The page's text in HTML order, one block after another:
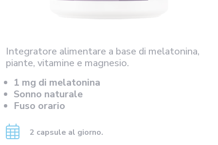
Integratore alimentare a base di melatonina,
piante, vitamine e magnesio.
1 mg di melatonina
Sonno naturale
Fuso orario
2 capsule al giorno.